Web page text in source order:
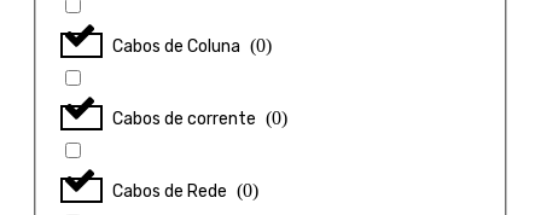
Cabos de Coluna (0)
Cabos de corrente (0)
Cabos de Rede (0)